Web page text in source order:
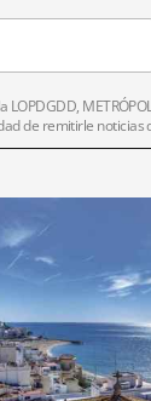
de remitirle noticias